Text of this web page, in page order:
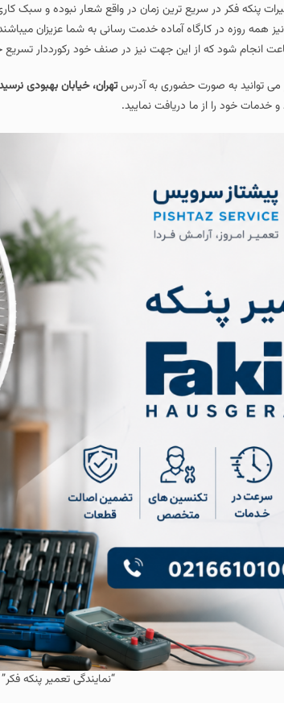
پنکه فکر در سریع ترین زمان در واقع شعار نبوده و سبک
همه روزه در کارگاه آماده خدمت رسانی به شما عزیزان
می توانید به صورت حضوری به آدرس
و خدمات خود را از ما دریافت نمایید.
“نمایندگی تعمیر پنکه فکر”